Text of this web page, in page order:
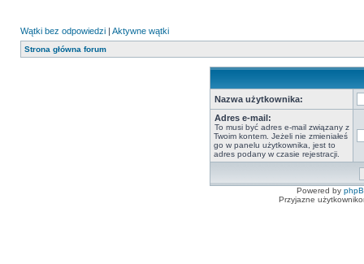
Wątki bez odpowiedzi | Aktywne wątki
Strona główna forum
Nazwa użytkownika:
Adres e-mail:
To musi być adres e-mail związany z
Twoim kontem. Jeżeli nie zmieniałeś
go w panelu użytkownika, jest to
adres podany w czasie rejestracji.
Powered by
Przyjazne